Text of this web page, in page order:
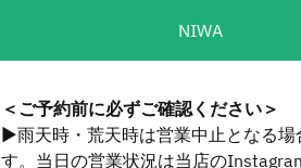
NIWA
＜ご予約前に必ずご確認ください＞
▶︎雨天時・荒天時は営業中止となる場
す。当日の営業状況は当店の